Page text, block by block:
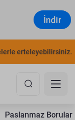
İndir
erteleyebilirsiniz.
Paslanmaz Borular